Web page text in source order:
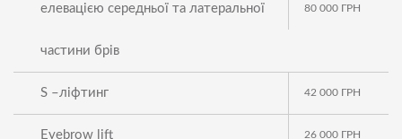
елевацією середньої та латеральної
частини брів
80 000 ГРН
S –ліфтинг 42 000 ГРН
Eyebrow lift 26 000 ГРН